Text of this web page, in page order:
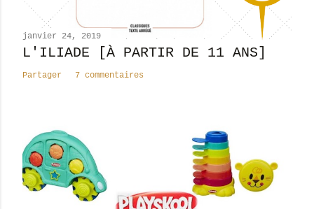
n
t
i
janvier 24, 2019
L'ILIADE [À PARTIR DE 11 ANS]
Partager 7 commentaires